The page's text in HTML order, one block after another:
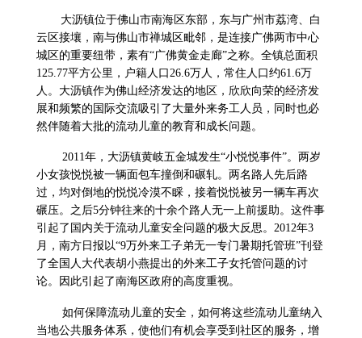
大沥镇位于佛山市南海区东部，东与广州市荔湾、白
云区接壤，南与佛山市禅城区毗邻，是连接广佛两市中心
城区的重要纽带，素有“广佛黄金走廊”之称。全镇总面积
125.77平方公里，户籍人口 26.6万人，常住人口约61.6万
人。大沥镇作为佛山经济发达的地区，欣欣向荣的经济发
展和频繁的国际交流吸引了大量外来务工人员，同时也必
然伴随着大批的流动儿童的教育和成长问题。
2011年，大沥镇黄岐五金城发生“小悦悦事件”。两岁
小女孩悦悦被一辆面包车撞倒和碾轧。两名路人先后路
过，均对倒地的悦悦冷漠不睬，接着悦悦被另一辆车再次
碾压。之后5分钟往来的十余个路人无一上前援助。这件事
引起了国内关于流动儿童安全问题的极大反思。 2012年3
月，南方日报以“9万外来工子弟无一专门暑期托管班”刊登
了全国人大代表胡小燕提出的外来工子女托管问题的讨
论。因此引起了南海区政府的高度重视。
如何保障流动儿童的安全，如何将这些流动儿童纳入
当地公共服务体系，使他们有机会享受到社区的服务，增